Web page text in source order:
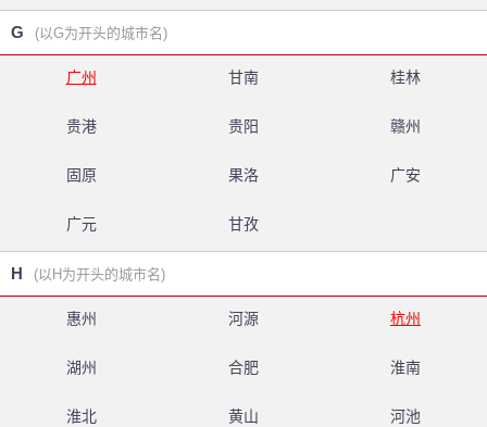
G (以G为开头的城市名)
广州 甘南 桂林
贵港 贵阳 赣州
固原 果洛 广安
广元 甘孜
H (以H为开头的城市名)
惠州 河源 杭州
湖州 合肥 淮南
淮北 黄山 河池